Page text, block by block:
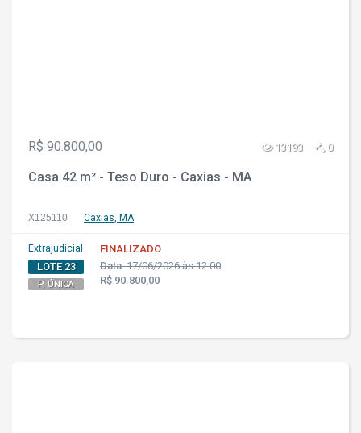
R$ 90.800,00 13193 0
Casa 42 m² - Teso Duro - Caxias - MA
X125110 Caxias, MA
Extrajudicial
LOTE 23
P. ÚNICA
FINALIZADO
Data:17/06/2026 às 12:00
R$ 90.800,00